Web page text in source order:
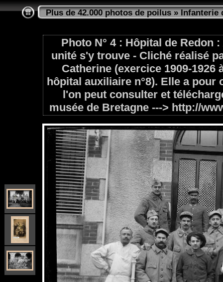
Plus de 42.000 photos de poilus»Infanterie
Photo N° 4 : Hôpital de Redon
unité s'y trouve - Cliché réalisé
Catherine (exercice 1909-
hôpital auxiliaire n°8). Elle a pour
l'on peut consulter et
musée de Bretagne ---> http://